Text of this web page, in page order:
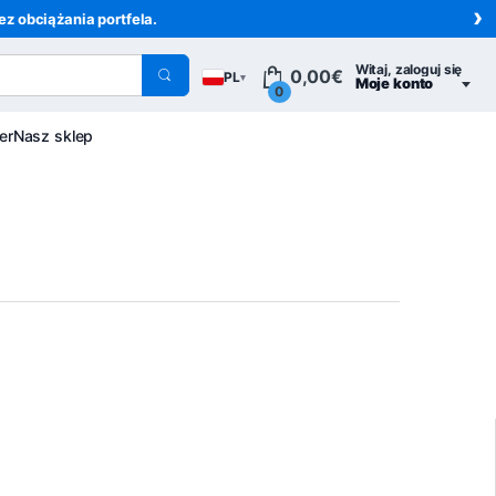
obciążania portfela. ›
PL▾ Witaj, zaloguj się
Moje konto
0
0,00€
Nasz sklep